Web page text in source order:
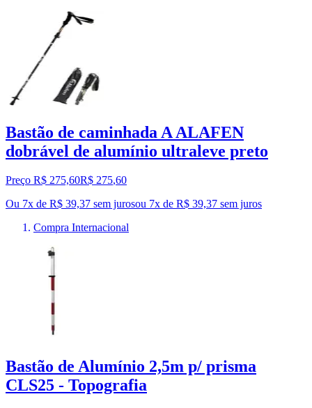
Bastão de caminhada A ALAFEN
dobrável de alumínio ultraleve preto
Preço R$ 275,60R$ 275,60
Ou 7x de R$ 39,37 sem jurosou 7x de R$ 39,37 sem juros
Compra Internacional
Bastão de Alumínio 2,5m p/ prisma
CLS25 - Topografia